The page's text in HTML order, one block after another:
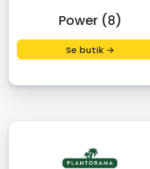
Power (8)
Se butik →